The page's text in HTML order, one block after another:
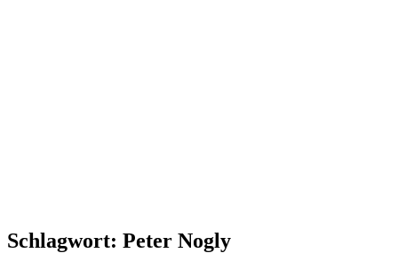
Schlagwort: Peter Nogly